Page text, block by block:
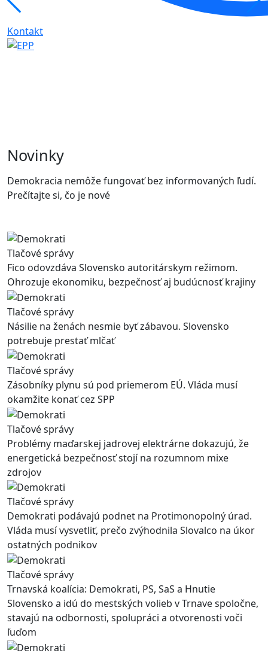
Kontakt
Novinky
Demokracia nemôže fungovať bez informovaných ľudí.
Prečítajte si, čo je nové
Tlačové správy
Fico odovzdáva Slovensko autoritárskym režimom.
Ohrozuje ekonomiku, bezpečnosť aj budúcnosť krajiny
Tlačové správy
Násilie na ženách nesmie byť zábavou. Slovensko
potrebuje prestať mlčať
Tlačové správy
Zásobníky plynu sú pod priemerom EÚ. Vláda musí
okamžite konať cez SPP
Tlačové správy
Problémy maďarskej jadrovej elektrárne dokazujú, že
energetická bezpečnosť stojí na rozumnom mixe
zdrojov
Tlačové správy
Demokrati podávajú podnet na Protimonopolný úrad.
Vláda musí vysvetliť, prečo zvýhodnila Slovalco na úkor
ostatných podnikov
Tlačové správy
Trnavská koalícia: Demokrati, PS, SaS a Hnutie
Slovensko a idú do mestských volieb v Trnave spoločne,
stavajú na odbornosti, spolupráci a otvorenosti voči
ľuďom